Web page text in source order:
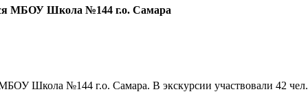
МБОУ Школа №144 г.о. Самара
Школа №144 г.о. Самара. В экскурсии участвовали 42 чел.